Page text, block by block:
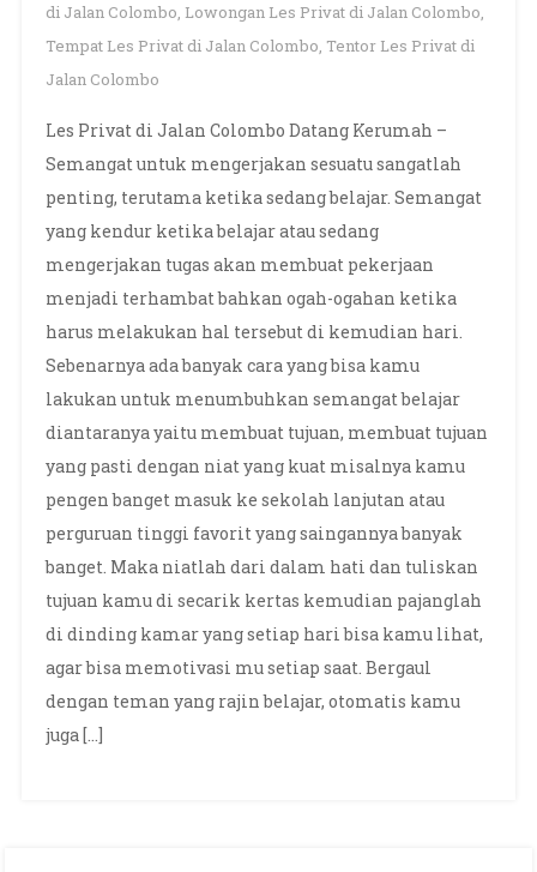
di Jalan Colombo, Lowongan Les Privat di Jalan Colombo,
Tempat Les Privat di Jalan Colombo, Tentor Les Privat di
Jalan Colombo
Les Privat di Jalan Colombo Datang Kerumah –
Semangat untuk mengerjakan sesuatu sangatlah
penting, terutama ketika sedang belajar. Semangat
yang kendur ketika belajar atau sedang
mengerjakan tugas akan membuat pekerjaan
menjadi terhambat bahkan ogah-ogahan ketika
harus melakukan hal tersebut di kemudian hari.
Sebenarnya ada banyak cara yang bisa kamu
lakukan untuk menumbuhkan semangat belajar
diantaranya yaitu membuat tujuan, membuat tujuan
yang pasti dengan niat yang kuat misalnya kamu
pengen banget masuk ke sekolah lanjutan atau
perguruan tinggi favorit yang saingannya banyak
banget. Maka niatlah dari dalam hati dan tuliskan
tujuan kamu di secarik kertas kemudian pajanglah
di dinding kamar yang setiap hari bisa kamu lihat,
agar bisa memotivasi mu setiap saat. Bergaul
dengan teman yang rajin belajar, otomatis kamu
juga […]